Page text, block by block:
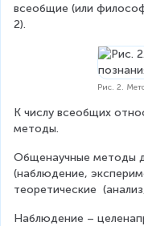
всеобщие (или
2).
Рис. 2.
К числу всеобщих
методы.
Общенаучные методы
(наблюдение,
теоретические
Наблюдение –